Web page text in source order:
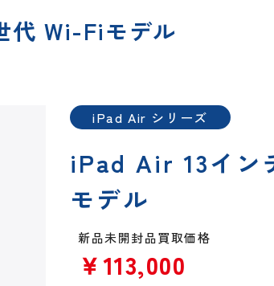
代 Wi-Fiモデル
iPad Air シリーズ
iPad Air 13イ
モデル
新品未開封品買取価格
￥113,000